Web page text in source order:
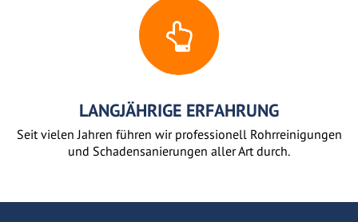
LANGJÄHRIGE ERFAHRUNG
Seit vielen Jahren führen wir professionell Rohrreinigungen
und Schadensanierungen aller Art durch.